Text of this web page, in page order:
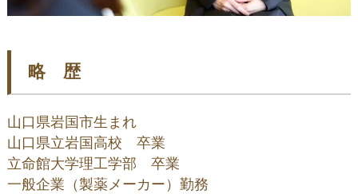
略 歴
山口県岩国市生まれ
山口県立岩国高校　卒業
立命館大学理工学部　卒業
一般企業（製薬メーカー）勤務